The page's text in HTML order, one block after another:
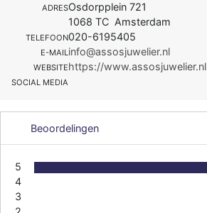
ADRESOsdorpplein 721
1068 TC Amsterdam
TELEFOON020-6195405
E-MAILinfo@assosjuwelier.nl
WEBSITEhttps://www.assosjuwelier.nl
SOCIAL MEDIA
Beoordelingen
5
4
3